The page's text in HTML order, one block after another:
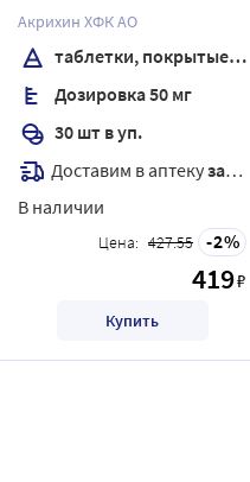
пленочной оболочкой
Акрихин ХФК АО
таблетки, покрытые пленочной оболочкой
Дозировка 50 мг
30 шт в уп.
Доставим в аптекузавтра
В наличии
Цена: 427.55 2
419₽
Купить